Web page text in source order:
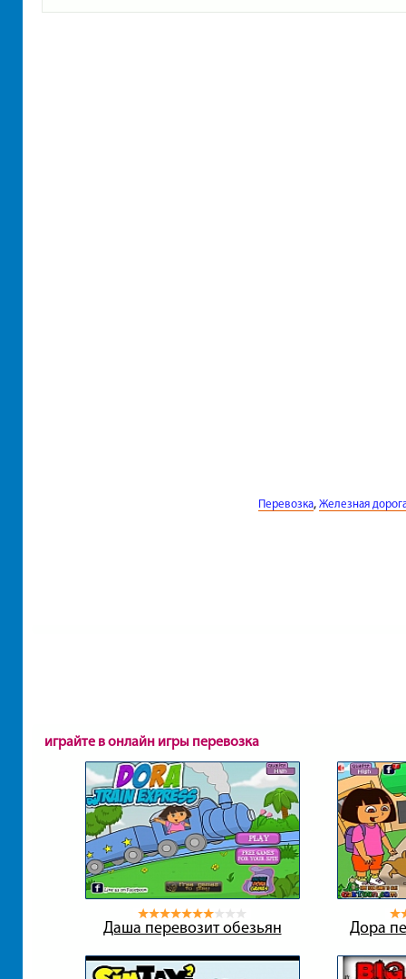
Перевозка, Железная
играйте в онлайн игры перевозка
Даша перевозит обезьян Дора